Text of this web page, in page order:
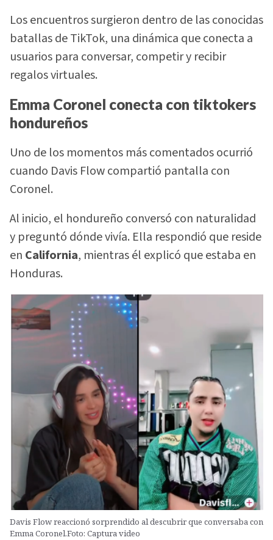
Los encuentros surgieron dentro de las conocidas
batallas de TikTok, una dinámica que conecta a
usuarios para conversar, competir y recibir
regalos virtuales.
Emma Coronel conecta con tiktokers
hondureños
Uno de los momentos más comentados ocurrió
cuando Davis Flow compartió pantalla con
Coronel.
Al inicio, el hondureño conversó con naturalidad
y preguntó dónde vivía. Ella respondió que reside
en California, mientras él explicó que estaba en
Honduras.
Davis Flow reaccionó sorprendido al descubrir que conversaba con
Emma Coronel.Foto: Captura video